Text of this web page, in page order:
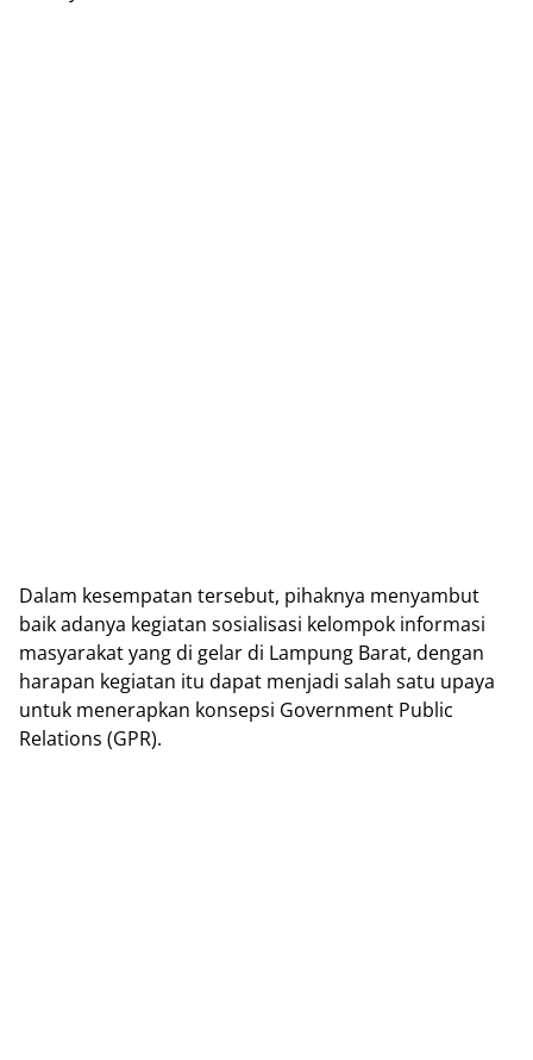
Dalam kesempatan tersebut, pihaknya menyambut
baik adanya kegiatan sosialisasi kelompok informasi
masyarakat yang di gelar di Lampung Barat, dengan
harapan kegiatan itu dapat menjadi salah satu upaya
untuk menerapkan konsepsi Government Public
Relations (GPR).